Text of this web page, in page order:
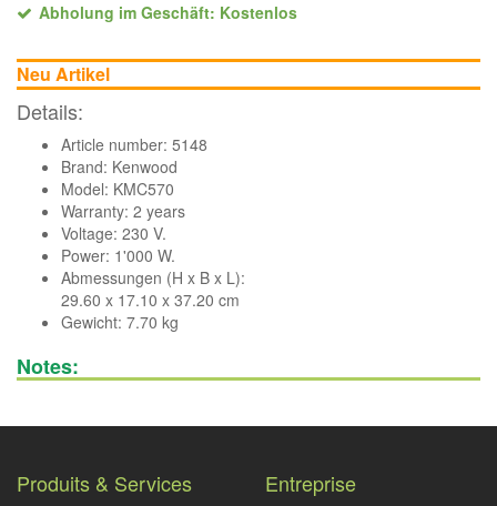
Abholung im Geschäft: Kostenlos
Neu Artikel
Details:
Article number: 5148
Brand: Kenwood
Model: KMC570
Warranty: 2 years
Voltage: 230 V.
Power: 1'000 W.
Abmessungen (H x B x L):
29.60 x 17.10 x 37.20 cm
Gewicht: 7.70 kg
Notes:
Produits & Services Entreprise